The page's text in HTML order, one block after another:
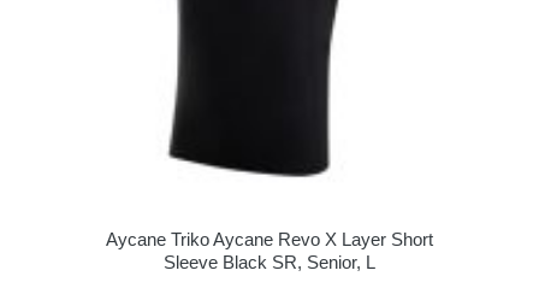
Aycane Triko Aycane Revo X Layer Short
Sleeve Black SR, Senior, L